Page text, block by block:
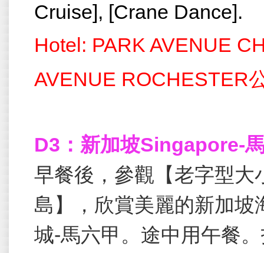
Cruise], [Crane Dance].
Hotel: PARK AVENUE
AVENUE ROCHESTER
D3：新加坡Singapore-
早餐後，參觀【老字型大
島】，欣賞美麗的新加
城-馬六甲。途中用午餐